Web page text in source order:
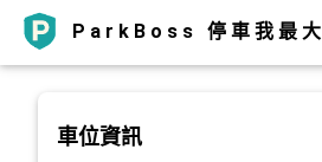
ParkBoss 停車我最大
車位資訊